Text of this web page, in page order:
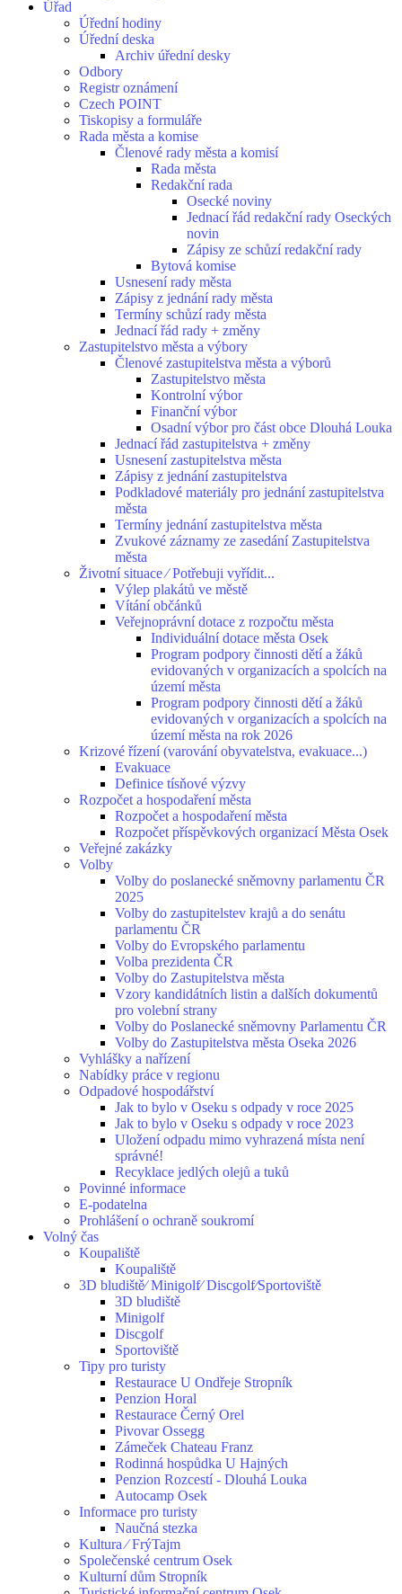
Úřad
Úřední hodiny
Úřední deska
Archiv úřední desky
Odbory
Registr oznámení
Czech POINT
Tiskopisy a formuláře
Rada města a komise
Členové rady města a komisí
Rada města
Redakční rada
Osecké noviny
Jednací řád redakční rady Oseckých
novin
Zápisy ze schůzí redakční rady
Bytová komise
Usnesení rady města
Zápisy z jednání rady města
Termíny schůzí rady města
Jednací řád rady + změny
Zastupitelstvo města a výbory
Členové zastupitelstva města a výborů
Zastupitelstvo města
Kontrolní výbor
Finanční výbor
Osadní výbor pro část obce Dlouhá Louka
Jednací řád zastupitelstva + změny
Usnesení zastupitelstva města
Zápisy z jednání zastupitelstva
Podkladové materiály pro jednání zastupitelstva
města
Termíny jednání zastupitelstva města
Zvukové záznamy ze zasedání Zastupitelstva
města
Životní situace ⁄ Potřebuji vyřídit...
Výlep plakátů ve městě
Vítání občánků
Veřejnoprávní dotace z rozpočtu města
Individuální dotace města Osek
Program podpory činnosti dětí a žáků
evidovaných v organizacích a spolcích na
území města
Program podpory činnosti dětí a žáků
evidovaných v organizacích a spolcích na
území města na rok 2026
Krizové řízení (varování obyvatelstva, evakuace...)
Evakuace
Definice tísňové výzvy
Rozpočet a hospodaření města
Rozpočet a hospodaření města
Rozpočet příspěvkových organizací Města Osek
Veřejné zakázky
Volby
Volby do poslanecké sněmovny parlamentu ČR
2025
Volby do zastupitelstev krajů a do senátu
parlamentu ČR
Volby do Evropského parlamentu
Volba prezidenta ČR
Volby do Zastupitelstva města
Vzory kandidátních listin a dalších dokumentů
pro volební strany
Volby do Poslanecké sněmovny Parlamentu ČR
Volby do Zastupitelstva města Oseka 2026
Vyhlášky a nařízení
Nabídky práce v regionu
Odpadové hospodářství
Jak to bylo v Oseku s odpady v roce 2025
Jak to bylo v Oseku s odpady v roce 2023
Uložení odpadu mimo vyhrazená místa není
správné!
Recyklace jedlých olejů a tuků
Povinné informace
E-podatelna
Prohlášení o ochraně soukromí
Volný čas
Koupaliště
Koupaliště
3D bludiště⁄ Minigolf⁄ Discgolf⁄Sportoviště
3D bludiště
Minigolf
Discgolf
Sportoviště
Tipy pro turisty
Restaurace U Ondřeje Stropník
Penzion Horal
Restaurace Černý Orel
Pivovar Ossegg
Zámeček Chateau Franz
Rodinná hospůdka U Hajných
Penzion Rozcestí - Dlouhá Louka
Autocamp Osek
Informace pro turisty
Naučná stezka
Kultura ⁄ FrýTajm
Společenské centrum Osek
Kulturní dům Stropník